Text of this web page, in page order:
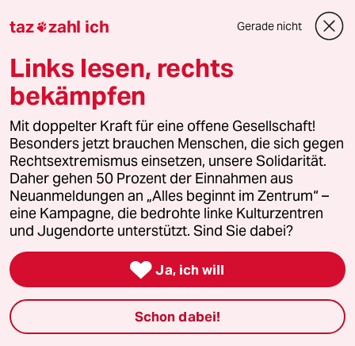
Wenn man über Corona und die vietnamesische
Gemeinde in Berlin spricht, dann kommen immer
wieder diejenigen Vietnamesen zur Sprache, die in
der Statistik nicht auftauchen: Menschen, die kein
Aufenthaltsrecht haben. Wie viele von ihnen in
Berlin leben, weiß niemand so genau und
niemand möchte in diesem Zusammenhang
zitiert werden. Ein Dolmetscher, der anonym
bleiben möchte, schätzt die Zahl auf über 10.000,
einschließlich derjenigen, die, wie er es nennt,
halblegal hier leben würden. „Damit meine ich
Menschen, die eine Aufenthaltserlaubnis für
Tschechien oder Bulgarien haben, aber hier leben
und Gelegenheitsjobs annehmen.“
taz zahl ich Gerade nicht
Links lesen, rechts
bekämpfen
Mit doppelter Kraft für eine offene Gesellschaft!
Besonders jetzt brauchen Menschen, die sich gegen
Rechtsextremismus einsetzen, unsere Solidarität.
Daher gehen 50 Prozent der Einnahmen aus
Neuanmeldungen an „Alles beginnt im Zentrum“ –
eine Kampagne, die bedrohte linke Kulturzentren
und Jugendorte unterstützt. Sind Sie dabei?
 Ja, ich will
Schon dabei!